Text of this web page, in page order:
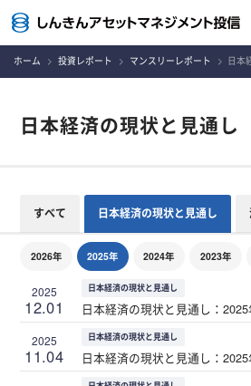
ホーム 投資レポート マンスリーレポート 日本
日本経済の現状と見通し
すべて 日本経済の現状と見通し
2026年 2025年 2024年 2023年
2025
12.01
日本経済の現状と見通し
日本経済の現状と見通し：2025
2025
11.04
日本経済の現状と見通し
日本経済の現状と見通し：2025